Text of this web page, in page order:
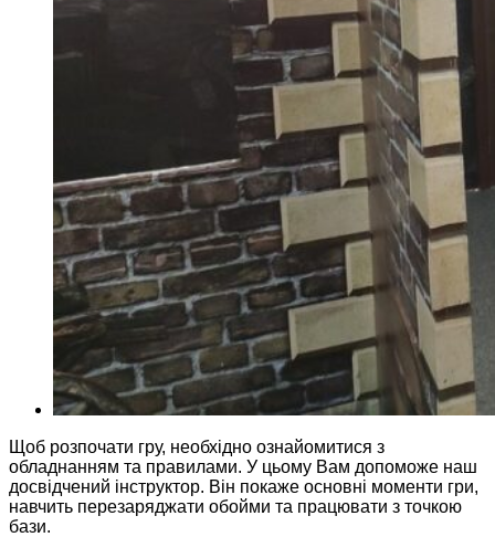
Щоб розпочати гру, необхідно ознайомитися з
обладнанням та правилами. У цьому Вам допоможе наш
досвідчений інструктор. Він покаже основні моменти гри,
навчить перезаряджати обойми та працювати з точкою
бази.